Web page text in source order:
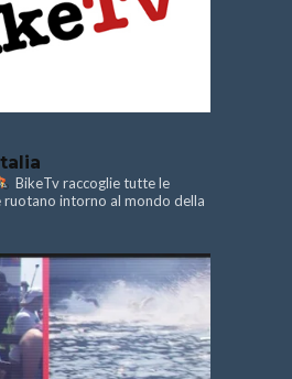
BikeTv raccoglie tutte le
ruotano intorno al mondo della